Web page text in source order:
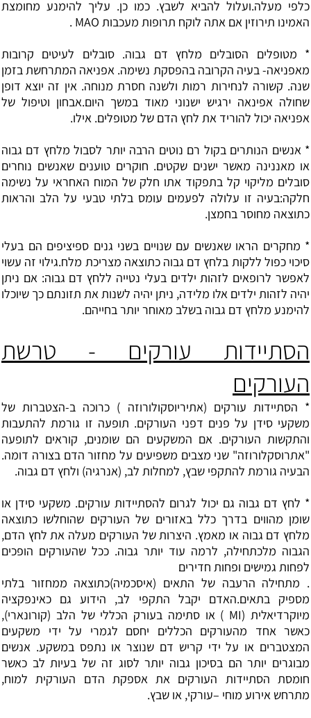
כלפי מעלה.ועלול להביא לשבץ. כמו כן. עליך להימנע מחומצת
האמינו תירוזין אם אתה לוקח תרופות מעכבות MAO .
* מטופלים הסובלים מלחץ דם גבוה. סובלים לעיטים קרובות
מאפניאה- בעיה הקרובה בהפסקת נשימה. אפניאה המתרחשת בזמן
שנה. קשורה לנחירות רמות ולשנה חסרת מנוחה. אין זה יוצא דופן
שחולה אפינאה ירגיש ישנוני מאוד במשך היום.אבחון וטיפול של
אפניאה יכול להוריד את לחץ הדם של מטופלים. אילו.
* אנשים הנותרים בקול רם נוטים הרבה יותר לסבול מלחץ דם גבוה
או מאננינה מאשר ישנים שקטים. חוקרים טוענים שאנשים נוחרים
סובלים מליקוי קל בתפקוד אתו חלק של המוח האחראי על נשימה
חלקה:בעיה זו עלולה לפעמים עומס בלתי טבעי על הלב והראות
כתוצאה מחוסר בחמצן.
* מחקרים הראו שאנשים עם שנויים בשני גנים ספיציפים הם בעלי
סיכוי כפול ללקות בלחץ דם גבוה כתוצאה מצריכת מלח.גילוי זה עשוי
לאפשר לרופאים לזהות ילדים בעלי נטייה ללחץ דם גבוה: אם ניתן
יהיה לזהות ילדים אלו מלידה, ניתן יהיה לשנות את תזונתם כך שיוכלו
להימנע מלחץ דם גבוה בשלב מאוחר יותר בחייהם.
הסתיידות עורקים - טרשת
העורקים
* הסתיידות עורקים (אתיריוסקולורוזה ) כרוכה ב-הצטברות של
משקעי סידן על פנים דפני העורקים. תופעה זו גורמת להתעבות
והתקשות העורקים. אם המשקעים הם שומנים, קוראים לתופעה
"אתרוסקלורוזה" שני מצבים משפיעים על מחזור הדם בצורה דומה.
הבעיה גורמת להתקפי שבץ, למחלות לב, (אנרגיה) ולחץ דם גבוה.
* לחץ דם גבוה גם יכול לגרום להסתיידות עורקים. משקעי סידן או
שומן מהווים בדרך כלל באזורים של העורקים שהוחלשו כתוצאה
מלחץ דם גבוה או מאמץ. היצרות של העורקים מעלה את לחץ הדם,
הגבוה מלכתחילה, לרמה עוד יותר גבוה. ככל שהעורקים הופכים
לפחות גמישים ופחות חדירים
. מתחילה הרעבה של התאים (איסכמיה)כתוצאה ממחזור בלתי
מספיק בתאים.האדם יקבל התקפי לב, הידוע גם כאינפקציה
מיוקרדיאלית (MI ) או סתימה בעורק הכללי של הלב (קורונארי),
כאשר אחד מהעורקים הכללים יחסם לגמרי על ידי משקעים
המצטברים או על ידי קריש דם שנוצר או נתפס במשקע. אנשים
מבוגרים יותר הם בסיכון גבוה יותר לסוג זה של בעיות לב כאשר
חומסת הסתיידות העורקים את אספקת הדם העורקית למוח,
מתרחש אירוע מוחי –עורקי, או שבץ.